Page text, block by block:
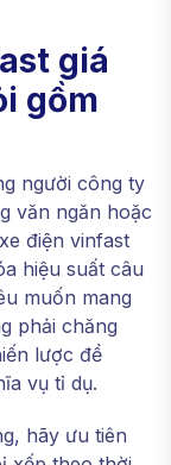
giá
gồm
người công ty
văn ngăn hoặc
điện vinfast
hiệu suất câu
muốn mang
phải chăng
lược để
vụ tỉ dụ.
hãy ưu tiên